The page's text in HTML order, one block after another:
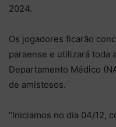
2024.
Os jogadores ficarão
paraense e utilizará toda
Departamento Médico
de amistosos.
“Iniciamos no dia 04/12,